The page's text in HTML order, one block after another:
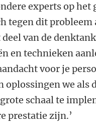
experts op het
tegen dit probleem
van de
en technieken
voor je
oplossingen we
schaal te
prestatie zijn.’